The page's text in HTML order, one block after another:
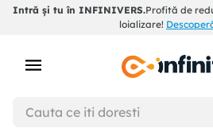
Intră și tu în INFINIVERS.Profită de
loializare!